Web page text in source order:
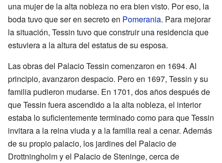
una mujer de la alta nobleza no era bien visto. Por eso, la
boda tuvo que ser en secreto en Pomerania. Para mejorar
la situación, Tessin tuvo que construir una residencia que
estuviera a la altura del estatus de su esposa.
Las obras del Palacio Tessin comenzaron en 1694. Al
principio, avanzaron despacio. Pero en 1697, Tessin y su
familia pudieron mudarse. En 1701, dos años después de
que Tessin fuera ascendido a la alta nobleza, el interior
estaba lo suficientemente terminado como para que Tessin
invitara a la reina viuda y a la familia real a cenar. Además
de su propio palacio, los jardines del Palacio de
Drottningholm y el Palacio de Steninge, cerca de